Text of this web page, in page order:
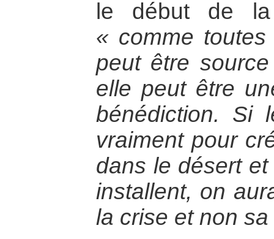
le début de
« comme toutes
peut être
elle peut être
bénédiction. Si
vraiment pour
dans le désert et
installent, on
la crise et non